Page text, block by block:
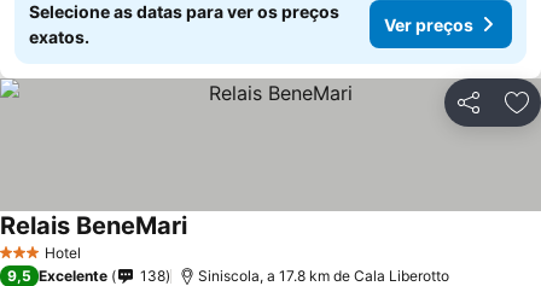
Selecione as datas para ver os preços
exatos.
Ver preços
Partilhar
3 EstrelasHotel
Relais BeneMari
9,5 Excelente 138 Siniscola, a 17.8 km de Cala Liberotto